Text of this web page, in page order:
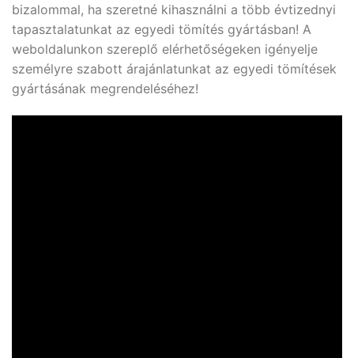
bizalommal, ha szeretné kihasználni a több évtizednyi
tapasztalatunkat az egyedi tömítés gyártásban! A
weboldalunkon szereplő elérhetőségeken igényelje
személyre szabott árajánlatunkat az egyedi tömítések
gyártásának megrendeléséhez!